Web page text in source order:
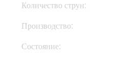
Количество струн:
Производство:
Состояние: